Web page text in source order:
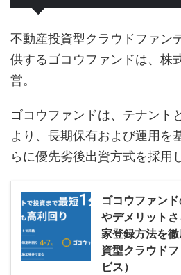
不動産投資型クラウドファン
供するゴコウファンドは、株
営。
ゴコウファンドは、テナント
より、長期保有および運用を
らに優先劣後出資方式を採用
ゴコウファン
やデメリット
家登録方法を
資型クラウド
ビス）